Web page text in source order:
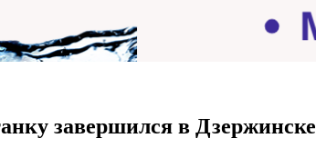
завершился в Дзержинске